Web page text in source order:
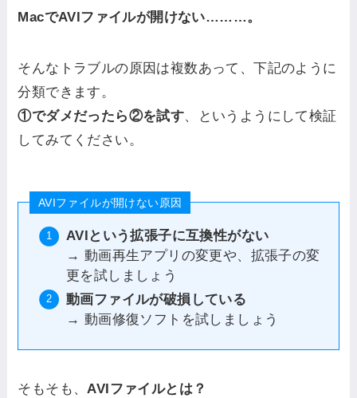
MacでAVIファイルが開けない………。
そんなトラブルの原因は複数あって、下記のように
分類できます。
①でダメだったら②を試す、というようにして検証
してみてください。
AVIファイルが開けない原因
AVIという拡張子に互換性がない
→ 動画再生アプリの変更や、拡張子の変
更を試しましょう
動画ファイルが破損している
→ 動画修復ソフトを試しましょう
そもそも、AVIファイルとは？